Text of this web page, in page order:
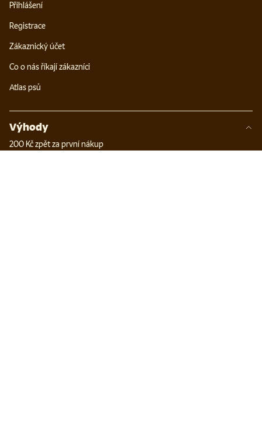
Přihlášení
Registrace
Zákaznický účet
Co o nás říkají zákazníci
Atlas psů
Výhody
200 Kč zpět za první nákup